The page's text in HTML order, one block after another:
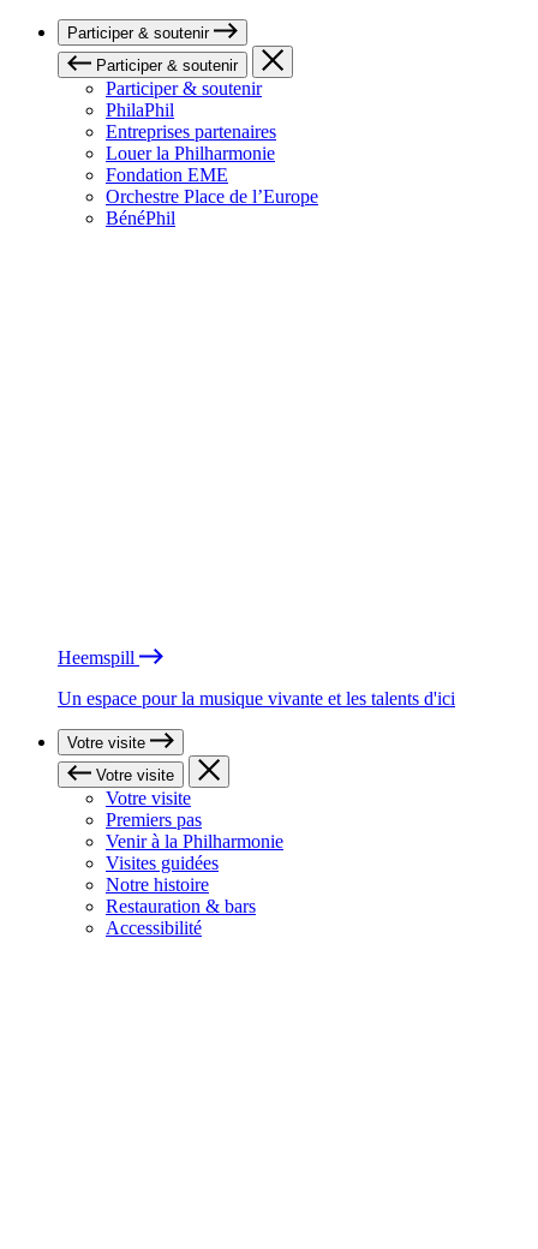
Participer & soutenir
Participer & soutenir
Participer & soutenir
PhilaPhil
Entreprises partenaires
Louer la Philharmonie
Fondation EME
Orchestre Place de l’Europe
BénéPhil
Heemspill
Un espace pour la musique vivante et les talents d'ici
Votre visite
Votre visite
Votre visite
Premiers pas
Venir à la Philharmonie
Visites guidées
Notre histoire
Restauration & bars
Accessibilité